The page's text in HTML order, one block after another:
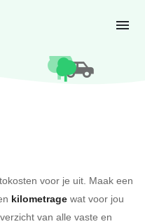
voor je uit. Maak een
kilometrage wat voor jou
van alle vaste en